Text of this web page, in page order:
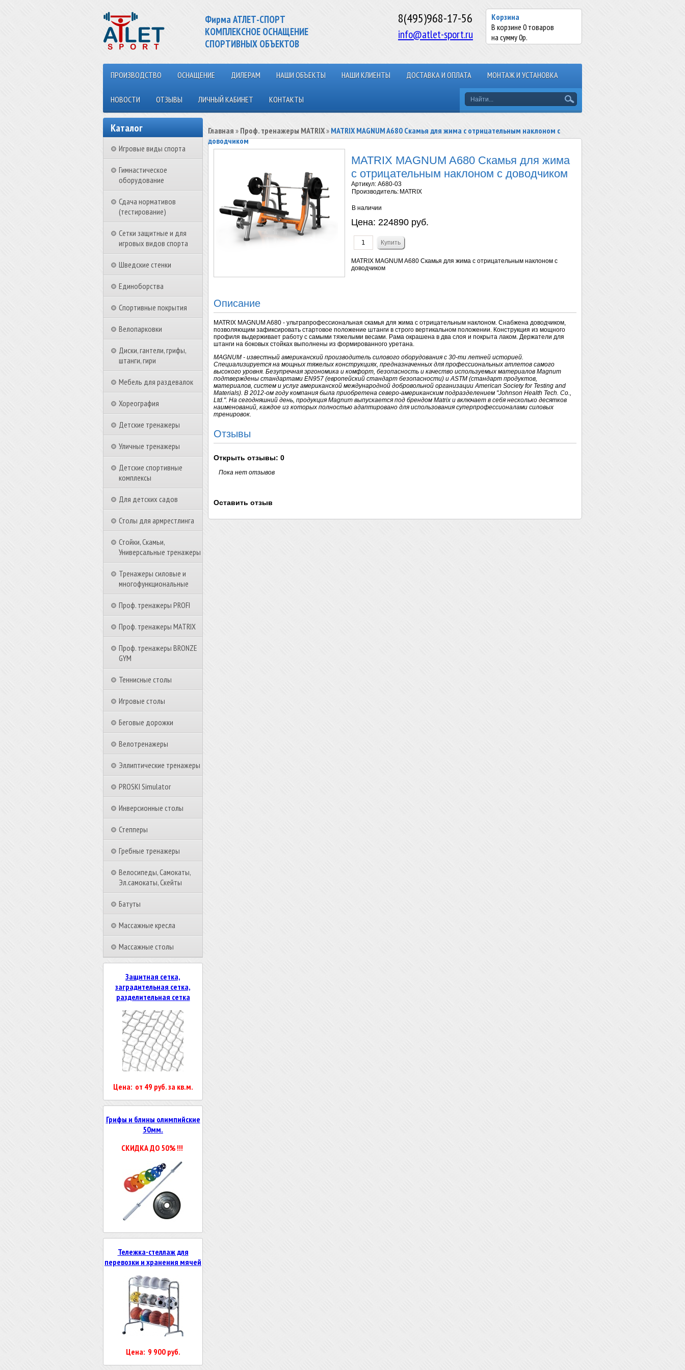
Фирма АТЛЕТ-СПОРТ
КОМПЛЕКСНОЕ ОСНАЩЕНИЕ
СПОРТИВНЫХ ОБЪЕКТОВ
Корзина
В корзине 0 товаров
на сумму0р.
8(495)968-17-56
info@atlet-sport.ru
ПРОИЗВОДСТВО ОСНАЩЕНИЕ ДИЛЕРАМ НАШИ ОБЪЕКТЫ НАШИ КЛИЕНТЫ ДОСТАВКА И ОПЛАТА МОНТАЖ И УСТАНОВКА
НОВОСТИ ОТЗЫВЫ ЛИЧНЫЙ КАБИНЕТ КОНТАКТЫ
Каталог
Игровые виды спорта
Гимнастическое
оборудование
Сдача нормативов
(тестирование)
Сетки защитные и для
игровых видов спорта
Шведские стенки
Единоборства
Спортивные покрытия
Велопарковки
Диски, гантели, грифы,
штанги, гири
Мебель для раздевалок
Хореография
Детские тренажеры
Уличные тренажеры
Детские спортивные
комплексы
Для детских садов
Столы для армрестлинга
Стойки, Скамьи,
Универсальные тренажеры
Тренажеры силовые и
многофункциональные
Проф. тренажеры PROFI
Проф. тренажеры MATRIX
Проф. тренажеры BRONZE
GYM
Теннисные столы
Игровые столы
Беговые дорожки
Велотренажеры
Эллиптические тренажеры
PROSKI Simulator
Инверсионные столы
Степперы
Гребные тренажеры
Велосипеды, Самокаты,
Эл.самокаты, Скейты
Батуты
Массажные кресла
Массажные столы
Защитная сетка,
заградительная сетка,
разделительная сетка
Цена: от 49 руб. за кв.м.
Грифы и блины олимпийские
50мм.
СКИДКА ДО 50% !!!
Тележка-стеллаж для
перевозки и хранения мячей
Цена: 9 900 руб.
Главная » Проф. тренажеры MATRIX» MATRIX MAGNUM A680 Скамья для жима с отрицательным наклоном с
доводчиком
MATRIX MAGNUM A680 Скамья для жима
с отрицательным наклоном с доводчиком
Артикул: A680-03
Производитель: MATRIX
В наличии
Цена: 224890 руб.
MATRIX MAGNUM A680 Скамья для жима с отрицательным наклоном с
доводчиком
Описание
MATRIX MAGNUM A680 - ультрапрофессиональная скамья для жима с отрицательным наклоном. Снабжена доводчиком,
позволяющим зафиксировать стартовое положение штанги в строго вертикальном положении. Конструкция из мощного
профиля выдерживает работу с самыми тяжелыми весами. Рама окрашена в два слоя и покрыта лаком. Держатели для
штанги на боковых стойках выполнены из формированного уретана.
MAGNUM - известный американский производитель силового оборудования с 30-ти летней историей.
Специализируется на мощных тяжелых конструкциях, предназначенных для профессиональных атлетов самого
высокого уровня. Безупречная эргономика и комфорт, безопасность и качество используемых материалов Magnum
подтверждены стандартами EN957 (европейский стандарт безопасности) и ASTM (стандарт продуктов,
материалов, систем и услуг американской международной добровольной организации American Society for Testing and
Materials). В 2012-ом году компания была приобретена северо-американским подразделением "Johnson Health Tech. Co.,
Ltd.". На сегодняшний день, продукция Magnum выпускается под брендом Matrix и включает в себя несколько десятков
наименований, каждое из которых полностью адаптировано для использования суперпрофессионалами силовых
тренировок.
Отзывы
Открыть отзывы: 0
Пока нет отзывов
Оставить отзыв